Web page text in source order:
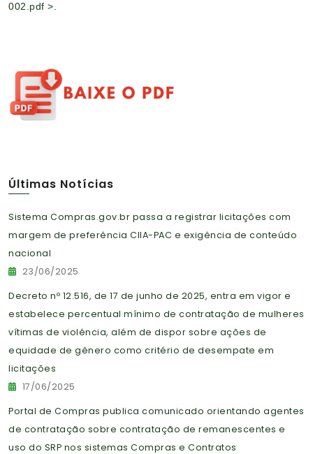
002.pdf >.
Últimas Notícias
Sistema Compras.gov.br passa a registrar licitações com
margem de preferência CIIA-PAC e exigência de conteúdo
nacional
23/06/2025
Decreto nº 12.516, de 17 de junho de 2025, entra em vigor e
estabelece percentual mínimo de contratação de mulheres
vítimas de violência, além de dispor sobre ações de
equidade de gênero como critério de desempate em
licitações
17/06/2025
Portal de Compras publica comunicado orientando agentes
de contratação sobre contratação de remanescentes e
uso do SRP nos sistemas Compras e Contratos